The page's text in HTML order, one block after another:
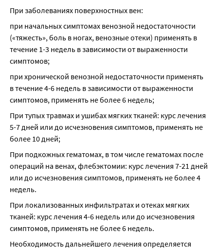
При заболеваниях поверхностных вен:
при начальных симптомах венозной недостаточности
(«тяжесть», боль в ногах, венозные отеки) применять в
течение 1-3 недель в зависимости от выраженности
симптомов;
при хронической венозной недостаточности применять
в течение 4-6 недель в зависимости от выраженности
симптомов, применять не более 6 недель;
При тупых травмах и ушибах мягких тканей: курс лечения
5-7 дней или до исчезновения симптомов, применять не
более 10 дней;
При подкожных гематомах, в том числе гематомах после
операций на венах, флебэктомии: курс лечения 7-21 дней
или до исчезновения симптомов, применять не более 4
недель.
При локализованных инфильтратах и отеках мягких
тканей: курс лечения 4-6 недель или до исчезновения
симптомов, применять не более 6 недель.
Необходимость дальнейшего лечения определяется